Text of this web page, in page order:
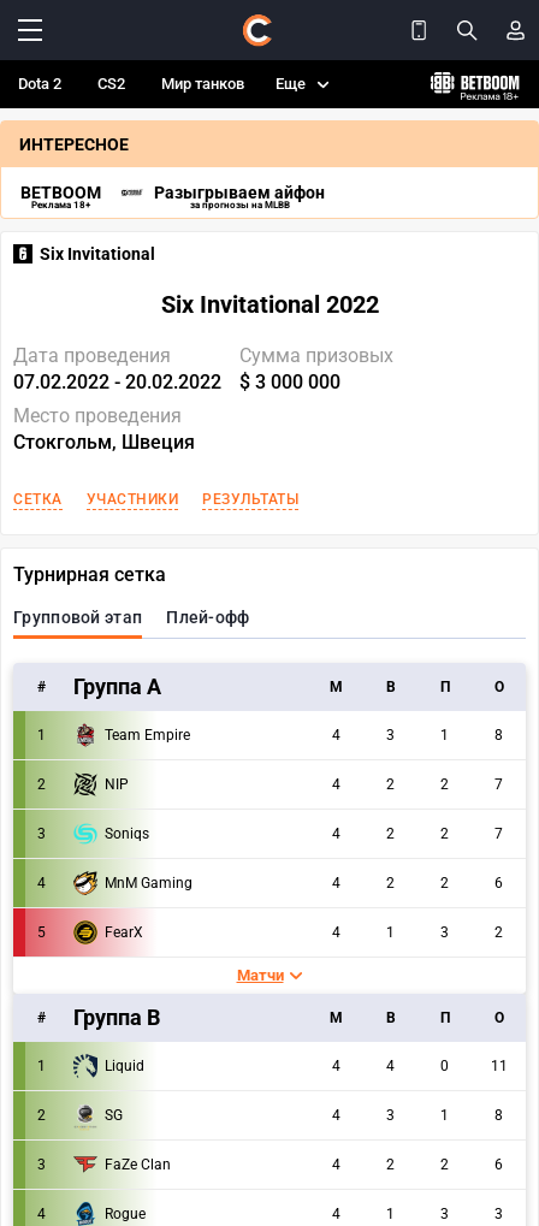
Dota 2 CS2 Мир танков Еще
ИНТЕРЕСНОЕ
BETBOOM
Реклама 18+
Разыгрываем айфон
за прогнозы на MLBB
Six Invitational
Six Invitational 2022
Дата проведения
07.02.2022 - 20.02.2022
Сумма призовых
$ 3 000 000
Место проведения
Стокгольм, Швеция
СЕТКА УЧАСТНИКИ РЕЗУЛЬТАТЫ
Турнирная сетка
Групповой этап Плей-офф
# Группа А M В П О
1 Team Empire 4 3 1 8
2 NIP 4 2 2 7
3 Soniqs 4 2 2 7
4 MnM Gaming 4 2 2 6
5 FearX 4 1 3 2
Матчи
# Группа B M В П О
1 Liquid 4 4 0 11
2 SG 4 3 1 8
3 FaZe Clan 4 2 2 6
4 Rogue 4 1 3 3